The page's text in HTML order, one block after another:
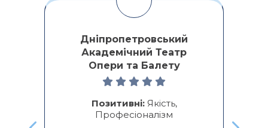
Дніпропетровський
Академічний Театр
Опери та Балету
Позитивні:Якість,
Професіоналізм